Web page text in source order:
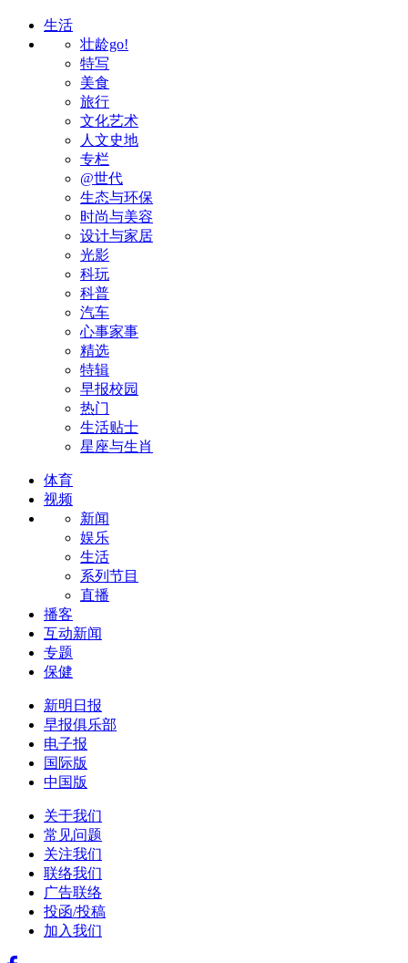
生活
壮龄go!
特写
美食
旅行
文化艺术
人文史地
专栏
@世代
生态与环保
时尚与美容
设计与家居
光影
科玩
科普
汽车
心事家事
精选
特辑
早报校园
热门
生活贴士
星座与生肖
体育
视频
新闻
娱乐
生活
系列节目
直播
播客
互动新闻
专题
保健
新明日报
早报俱乐部
电子报
国际版
中国版
关于我们
常见问题
关注我们
联络我们
广告联络
投函/投稿
加入我们